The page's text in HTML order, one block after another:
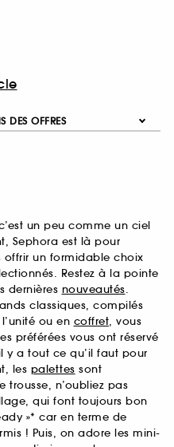
DES OFFRES
un peu comme un ciel
Sephora est là pour
offrir un formidable choix
Restez à la pointe
dernières nouveautés.
classiques, compilés
l’unité ou en coffret, vous
préférées vous ont réservé
y a tout ce qu’il faut pour
les palettes sont
trousse, n’oubliez pas
qui font toujours bon
»* car en terme de
! Puis, on adore les mini-